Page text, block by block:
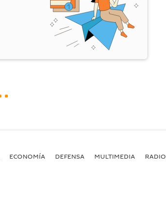
ECONOMÍA DEFENSA MULTIMEDIA RADIO